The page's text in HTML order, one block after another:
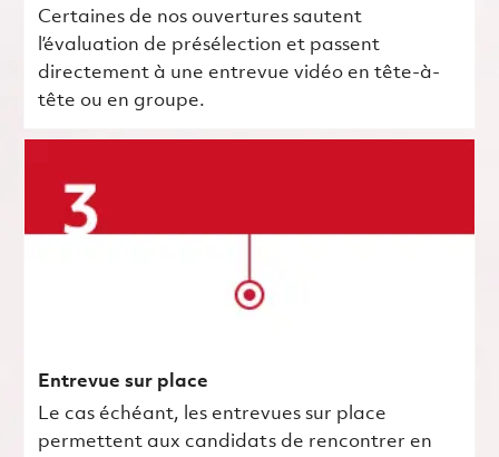
Certaines de nos ouvertures sautent
l’évaluation de présélection et passent
directement à une entrevue vidéo en tête-à-
tête ou en groupe.
Entrevue sur place
Le cas échéant, les entrevues sur place
permettent aux candidats de rencontrer en